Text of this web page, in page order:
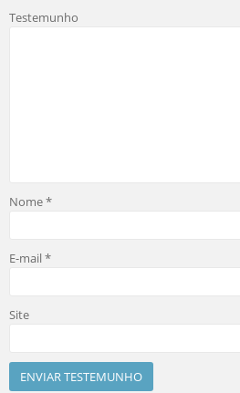
Testemunho
Nome*
E-mail*
Site